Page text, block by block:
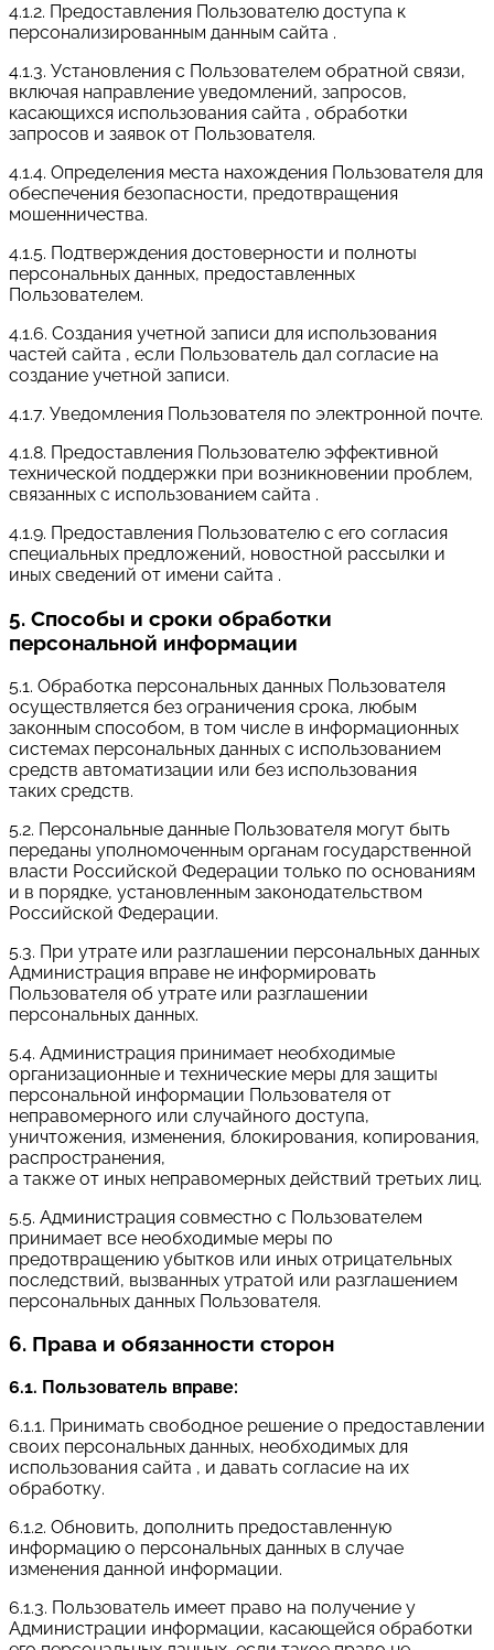
4.1.2. Предоставления Пользователю доступа к
персонализированным данным сайта .
4.1.3. Установления с Пользователем обратной связи,
включая направление уведомлений, запросов,
касающихся использования сайта , обработки
запросов и заявок от Пользователя.
4.1.4. Определения места нахождения Пользователя для
обеспечения безопасности, предотвращения
мошенничества.
4.1.5. Подтверждения достоверности и полноты
персональных данных, предоставленных
Пользователем.
4.1.6. Создания учетной записи для использования
частей сайта , если Пользователь дал согласие на
создание учетной записи.
4.1.7. Уведомления Пользователя по электронной почте.
4.1.8. Предоставления Пользователю эффективной
технической поддержки при возникновении проблем,
связанных с использованием сайта .
4.1.9. Предоставления Пользователю с его согласия
специальных предложений, новостной рассылки и
иных сведений от имени сайта .
5. Способы и сроки обработки
персональной информации
5.1. Обработка персональных данных Пользователя
осуществляется без ограничения срока, любым
законным способом, в том числе в информационных
системах персональных данных с использованием
средств автоматизации или без использования
таких средств.
5.2. Персональные данные Пользователя могут быть
переданы уполномоченным органам государственной
власти Российской Федерации только по основаниям
и в порядке, установленным законодательством
Российской Федерации.
5.3. При утрате или разглашении персональных данных
Администрация вправе не информировать
Пользователя об утрате или разглашении
персональных данных.
5.4. Администрация принимает необходимые
организационные и технические меры для защиты
персональной информации Пользователя от
неправомерного или случайного доступа,
уничтожения, изменения, блокирования, копирования,
распространения,
а также от иных неправомерных действий третьих лиц.
5.5. Администрация совместно с Пользователем
принимает все необходимые меры по
предотвращению убытков или иных отрицательных
последствий, вызванных утратой или разглашением
персональных данных Пользователя.
6. Права и обязанности сторон
6.1. Пользователь вправе:
6.1.1. Принимать свободное решение о предоставлении
своих персональных данных, необходимых для
использования сайта , и давать согласие на их
обработку.
6.1.2. Обновить, дополнить предоставленную
информацию о персональных данных в случае
изменения данной информации.
6.1.3. Пользователь имеет право на получение у
Администрации информации, касающейся обработки